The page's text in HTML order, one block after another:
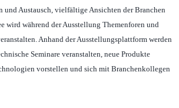
und Austausch, vielfältige Ansichten der Branchen
wird während der Ausstellung Themenforen und
Anhand der Ausstellungsplattform werden
Seminare veranstalten, neue Produkte
vorstellen und sich mit Branchenkollegen